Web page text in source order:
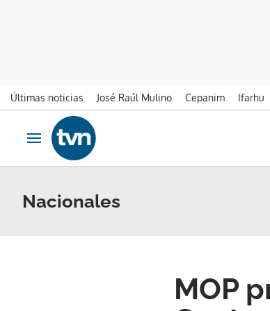
Últimas noticias José Raúl Mulino Cepanim Ifarhu
Ir al contenido
Obrir navegació
Nacionales
MOP